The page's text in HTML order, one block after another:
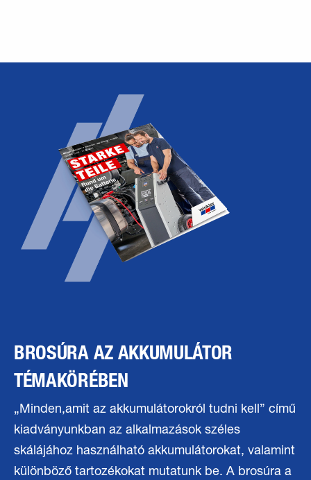
BROSÚRA AZ AKKUMULÁTOR
TÉMAKÖRÉBEN
„Minden,amit az akkumulátorokról tudni kell” című
kiadványunkban az alkalmazások széles
skálájához használható akkumulátorokat, valamint
különböző tartozékokat mutatunk be. A brosúra a